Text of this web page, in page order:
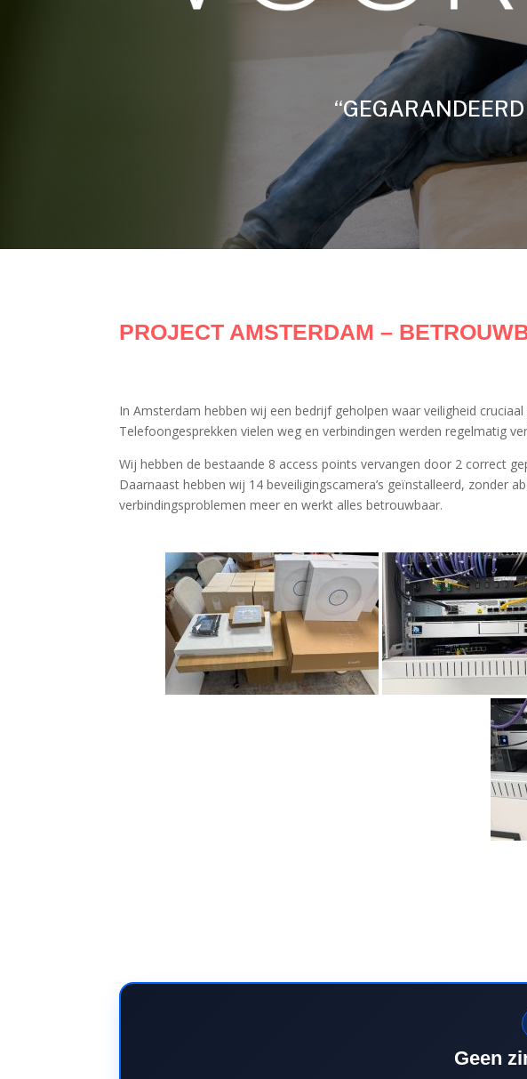
PROJECT AMSTERDAM –
In Amsterdam hebben wij een bedrijf geholpen waar veiligheid
Telefoongesprekken vielen weg en verbindingen werden regelmatig
Wij hebben de bestaande 8 access points vervangen door 2 correct
Daarnaast hebben wij 14 beveiligingscamera’s geïnstalleerd, zonder
verbindingsproblemen meer en werkt alles betrouwbaar.
Geen